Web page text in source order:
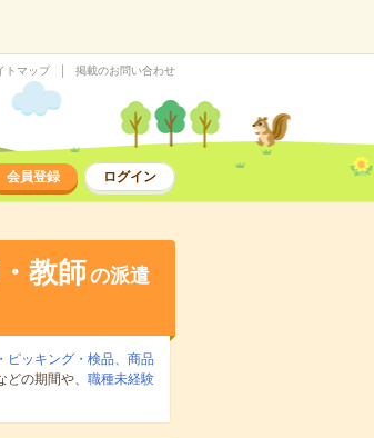
トマップ 掲載のお問い合わせ
会員登録 ログイン
教師の派遣
ピッキング・検品、商品
どの期間や、 職種未経験